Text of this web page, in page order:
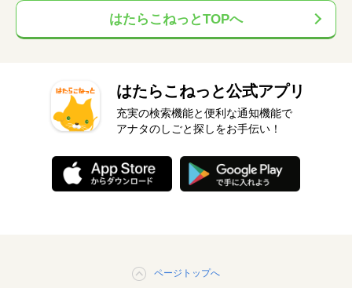
はたらこねっとTOPへ
はたらこねっと公式アプリ
充実の検索機能と便利な通知機能で
アナタのしごと探しをお手伝い！
ページトップへ